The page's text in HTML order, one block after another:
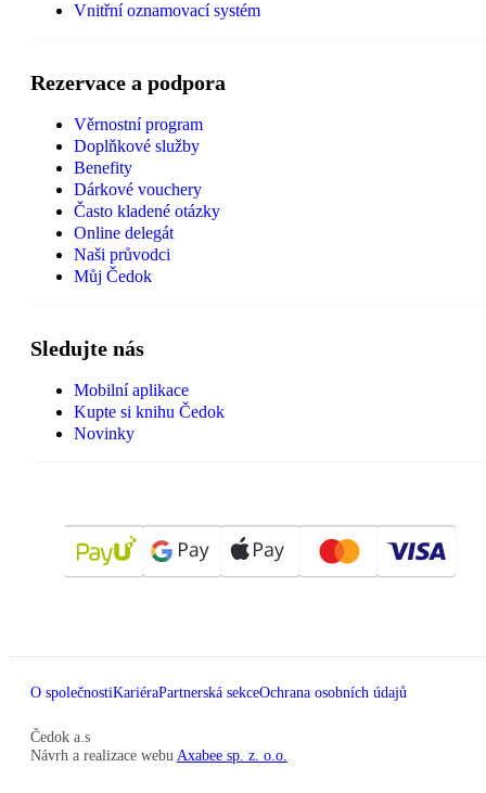
Vnitřní oznamovací systém
Rezervace a podpora
Věrnostní program
Doplňkové služby
Benefity
Dárkové vouchery
Často kladené otázky
Online delegát
Naši průvodci
Můj Čedok
Sledujte nás
Mobilní aplikace
Kupte si knihu Čedok
Novinky
O společnostiKariéraPartnerská sekceOchrana osobních údajů
Čedok a.s
Návrh a realizace webu Axabee sp. z. o.o.